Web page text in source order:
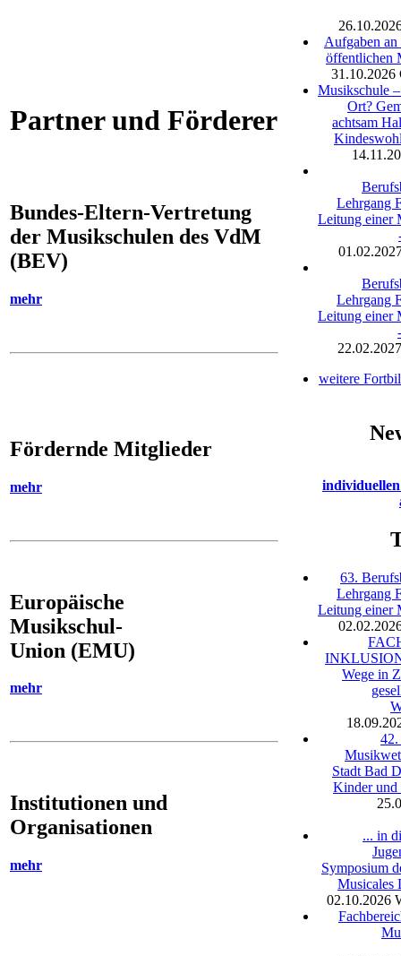
Partner und Förderer
Bundes-Eltern-Vertretung
der Musikschulen des VdM
(BEV)
mehr
Fördernde Mitglieder
mehr
Europäische
Musikschul-
Union (EMU)
mehr
Institutionen und
Organisationen
mehr
Aufgaben
öffentlichen
31.10.2026
Musikschule
Ort?
achtsam
Lehrgang
Leitung einer
Lehrgang
Leitung einer
22.02.2027
weitere
63.
Lehrgang
Leitung einer
Wege in
Stadt Bad
Kinder und
... in
Symposium
Musicales
02.10.2026